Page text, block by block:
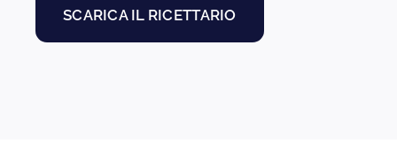
SCARICA IL RICETTARIO